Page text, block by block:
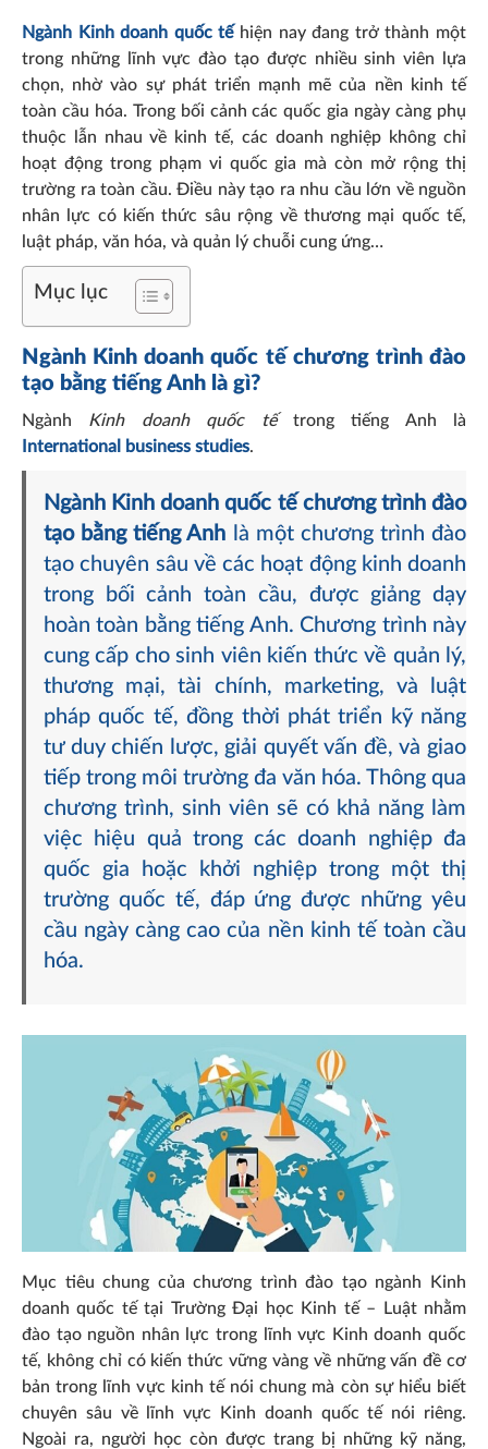
Ngành Kinh doanh quốc tếhiện nay đang trở thành một
trong những lĩnh vực đào tạo được nhiều sinh viên lựa
chọn, nhờ vào sự phát triển mạnh mẽ của nền kinh tế
toàn cầu hóa. Trong bối cảnh các quốc gia ngày càng phụ
thuộc lẫn nhau về kinh tế, các doanh nghiệp không chỉ
hoạt động trong phạm vi quốc gia mà còn mở rộng thị
trường ra toàn cầu. Điều này tạo ra nhu cầu lớn về nguồn
nhân lực có kiến thức sâu rộng về thương mại quốc tế,
luật pháp, văn hóa, và quản lý chuỗi cung ứng…
Mục lục
Ngành Kinh doanh quốc tế chương trình đào
tạo bằng tiếng Anh là gì?
Ngành Kinh doanh quốc tếtrong tiếng Anh là
International business studies.
Ngành Kinh doanh quốc tế chương trình đào
tạo bằng tiếng Anh là một chương trình đào
tạo chuyên sâu về các hoạt động kinh doanh
trong bối cảnh toàn cầu, được giảng dạy
hoàn toàn bằng tiếng Anh. Chương trình này
cung cấp cho sinh viên kiến thức về quản lý,
thương mại, tài chính, marketing, và luật
pháp quốc tế, đồng thời phát triển kỹ năng
tư duy chiến lược, giải quyết vấn đề, và giao
tiếp trong môi trường đa văn hóa. Thông qua
chương trình, sinh viên sẽ có khả năng làm
việc hiệu quả trong các doanh nghiệp đa
quốc gia hoặc khởi nghiệp trong một thị
trường quốc tế, đáp ứng được những yêu
cầu ngày càng cao của nền kinh tế toàn cầu
hóa.
Mục tiêu chung của chương trình đào tạo ngành Kinh
doanh quốc tế tại Trường Đại học Kinh tế – Luật nhằm
đào tạo nguồn nhân lực trong lĩnh vực Kinh doanh quốc
tế, không chỉ có kiến thức vững vàng về những vấn đề cơ
bản trong lĩnh vực kinh tế nói chung mà còn sự hiểu biết
chuyên sâu về lĩnh vực Kinh doanh quốc tế nói riêng.
Ngoài ra, người học còn được trang bị những kỹ năng,